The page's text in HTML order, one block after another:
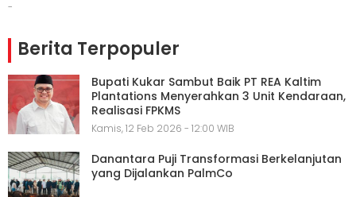
-
Berita Terpopuler
Bupati Kukar Sambut Baik PT REA Kaltim
Plantations Menyerahkan 3 Unit Kendaraan,
Realisasi FPKMS
Kamis, 12 Feb 2026 - 12:00 WIB
Danantara Puji Transformasi Berkelanjutan
yang Dijalankan PalmCo